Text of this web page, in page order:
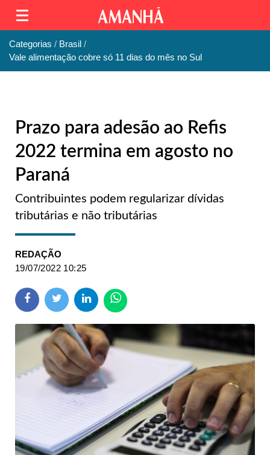
Categorias
Brasil
Vale alimentação cobre só 11 dias do mês no Sul
Prazo para adesão ao Refis
2022 termina em agosto no
Paraná
Contribuintes podem regularizar dívidas
tributárias e não tributárias
REDAÇÃO
19/07/2022 10:25